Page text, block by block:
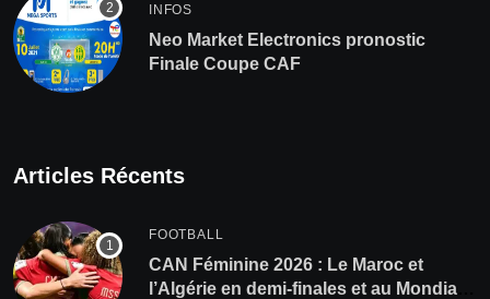
INFOS
Neo Market Electronics pronostic
Finale Coupe CAF
Articles Récents
FOOTBALL
CAN Féminine 2026 : Le Maroc et
l’Algérie en demi-finales et au Mondial